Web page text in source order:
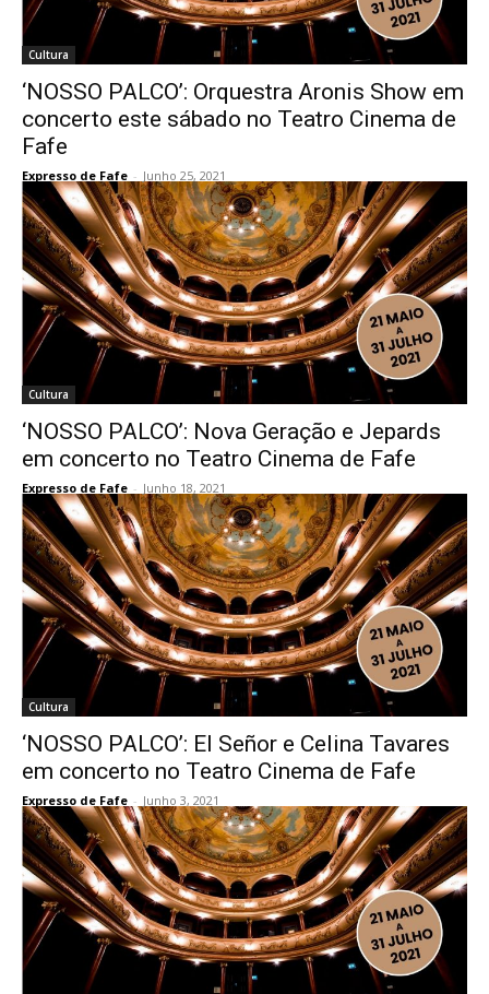
Cultura
‘NOSSO PALCO’: Orquestra Aronis Show em
concerto este sábado no Teatro Cinema de
Fafe
Expresso de Fafe - Junho 25, 2021
Cultura
‘NOSSO PALCO’: Nova Geração e Jepards
em concerto no Teatro Cinema de Fafe
Expresso de Fafe - Junho 18, 2021
Cultura
‘NOSSO PALCO’: El Señor e Celina Tavares
em concerto no Teatro Cinema de Fafe
Expresso de Fafe - Junho 3, 2021